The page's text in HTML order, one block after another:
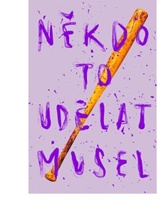
Někdo to udělat musel
Velikovsky
,
Radka Třeštíková
Do košíku
499 Kč
399 Kč